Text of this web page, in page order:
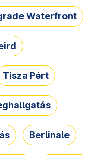
Waterfront
Tisza Pért
Berlinale